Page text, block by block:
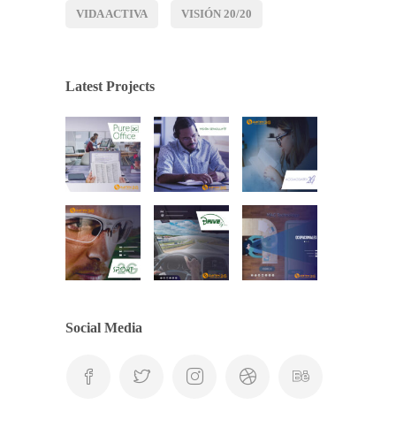
VIDA ACTIVA VISIÓN 20/20
Latest Projects
Social Media